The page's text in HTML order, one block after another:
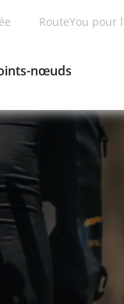
RouteYou pour
nœuds